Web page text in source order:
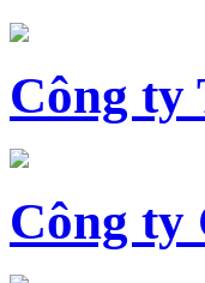
Công ty
Công ty